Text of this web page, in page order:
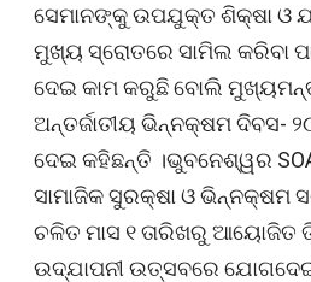
ସେମାନଙ୍କୁ ଉପଯୁକ୍ତ ଶିକ୍ଷା ଓ
ମୁଖ୍ୟ ସ୍ରୋତରେ ସାମିଲ କରିବା
ଦେଇ କାମ କରୁଛି ବୋଲି
ଅନ୍ତର୍ଜାତୀୟ ଭିନ୍ନକ୍ଷମ ଦିବସ-
ଦେଇ କହିଛନ୍ତି ।ଭୁବନେଶ୍ୱର
ସାମାଜିକ ସୁରକ୍ଷା ଓ
ଚଳିତ ମାସ ୧ ତାରିଖରୁ ଆୟୋଜିତ
ଉଦ୍‌ଯାପନୀ ଉତ୍ସବରେ